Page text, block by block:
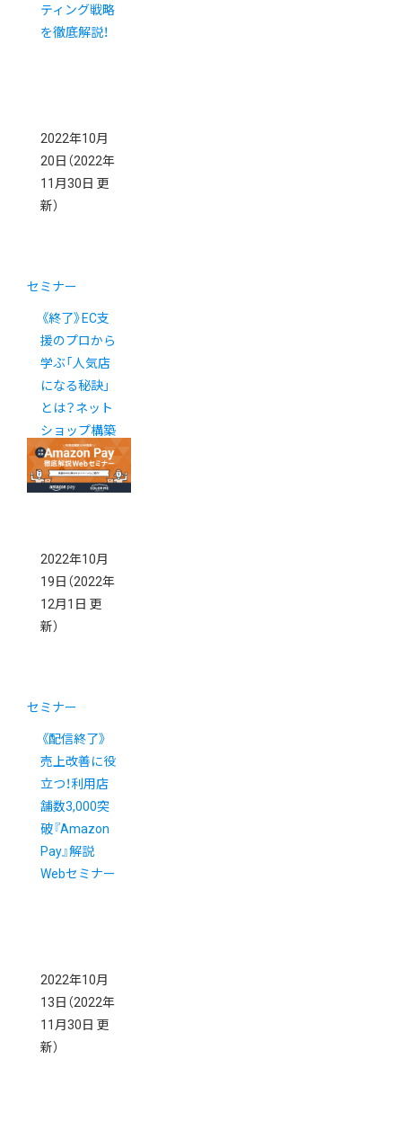
ティング戦略
を徹底解説！
2022年10月
20日 （2022年
11月30日 更
新）
セミナー
《終了》EC支
援のプロから
学ぶ「人気店
になる秘訣」
とは？ネット
ショップ構築
支援3社合同
webセミナー
2022年10月
19日 （2022年
12月1日 更
新）
セミナー
《配信終了》
売上改善に役
立つ！利用店
舗数3,000突
破『Amazon
Pay』解説
Webセミナー
2022年10月
13日 （2022年
11月30日 更
新）